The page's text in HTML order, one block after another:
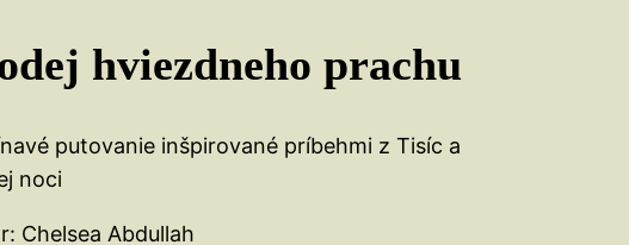
hviezdneho prachu
putovanie inšpirované príbehmi z Tisíc a
noci
Chelsea Abdullah